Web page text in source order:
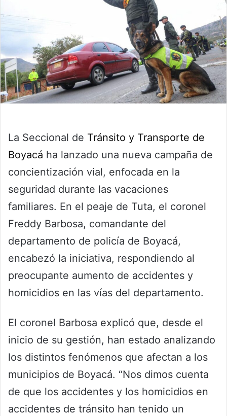
La Seccional de Tránsito y Transporte de
Boyacá ha lanzado una nueva campaña de
concientización vial, enfocada en la
seguridad durante las vacaciones
familiares. En el peaje de Tuta, el coronel
Freddy Barbosa, comandante del
departamento de policía de Boyacá,
encabezó la iniciativa, respondiendo al
preocupante aumento de accidentes y
homicidios en las vías del departamento.
El coronel Barbosa explicó que, desde el
inicio de su gestión, han estado analizando
los distintos fenómenos que afectan a los
municipios de Boyacá. “Nos dimos cuenta
de que los accidentes y los homicidios en
accidentes de tránsito han tenido un